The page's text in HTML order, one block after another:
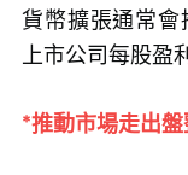
貨幣擴張通常會
上市公司每股盈
*推動市場走出盤